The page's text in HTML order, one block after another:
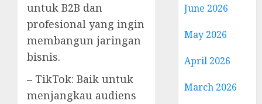
untuk B2B dan
profesional yang ingin
membangun jaringan
bisnis.
– TikTok: Baik untuk
menjangkau audiens
June 2026
May 2026
April 2026
March 2026